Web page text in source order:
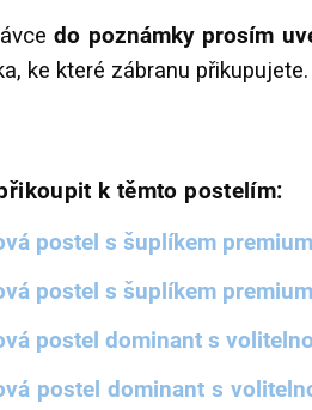
do poznámky prosím
ke které zábranu přikupujete.
k těmto postelím:
postel s šuplíkem premium
postel s šuplíkem
postel dominant s
postel dominant s